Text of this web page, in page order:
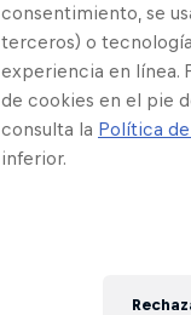
consentimiento, se
terceros) o
experiencia en línea.
de cookies en el pie
consulta la Política
inferior.